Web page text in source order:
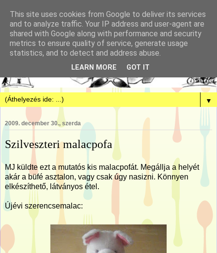
▼
2009. december 30., szerda
Szilveszteri malacpofa
MJ küldte ezt a mutatós kis malacpofát. Megállja a helyét
akár a büfé asztalon, vagy csak úgy nasizni. Könnyen
elkészíthető, látványos étel.
Újévi szerencsemalac:
This site uses cookies from Google to deliver its services
and to analyze traffic. Your IP address and user-agent are
shared with Google along with performance and security
metrics to ensure quality of service, generate usage
statistics, and to detect and address abuse.
LEARN MORE GOT IT